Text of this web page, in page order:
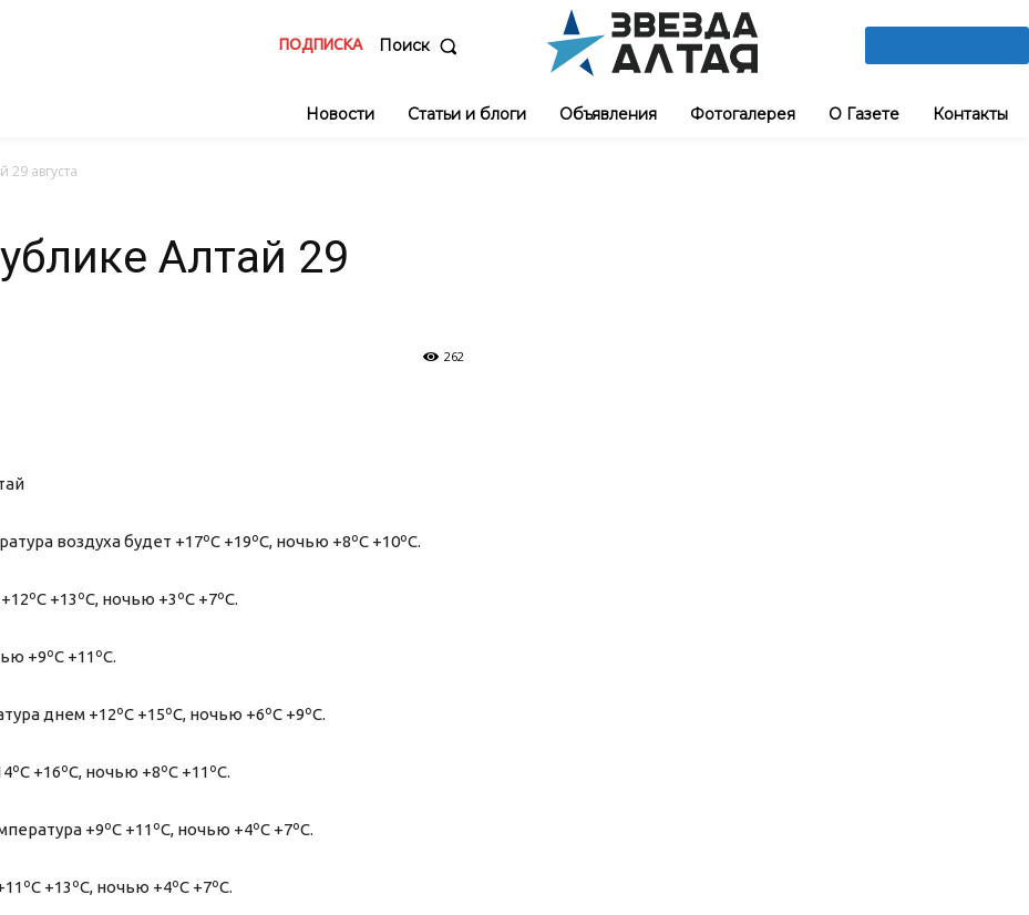
ПОДПИСКА Поиск
Новости Статьи и блоги Объявления Фотогалерея О Газете Контакты
29 августа
Алтай 29
262
воздуха будет +17ºС +19ºС, ночью +8ºС +10ºС.
+13ºС, ночью +3ºС +7ºС.
+9ºС +11ºС.
днем +12ºС +15ºС, ночью +6ºС +9ºС.
+16ºС, ночью +8ºС +11ºС.
+9ºС +11ºС, ночью +4ºС +7ºС.
+13ºС, ночью +4ºС +7ºС.